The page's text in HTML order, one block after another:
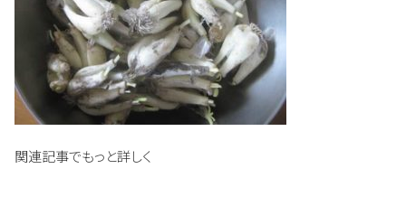
関連記事でもっと詳しく